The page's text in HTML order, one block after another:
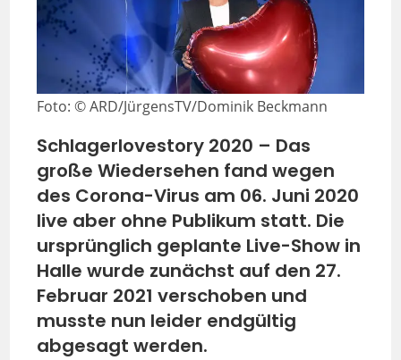
Foto: © ARD/JürgensTV/Dominik Beckmann
Schlagerlovestory 2020 – Das
große Wiedersehen fand wegen
des Corona-Virus am 06. Juni 2020
live aber ohne Publikum statt. Die
ursprünglich geplante Live-Show in
Halle wurde zunächst auf den 27.
Februar 2021 verschoben und
musste nun leider endgültig
abgesagt werden.